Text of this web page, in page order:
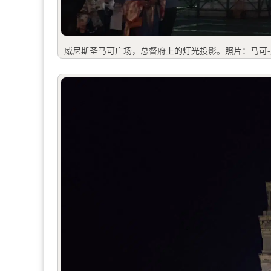
威尼斯圣马可广场，总督府上的灯光投影。照片：马可